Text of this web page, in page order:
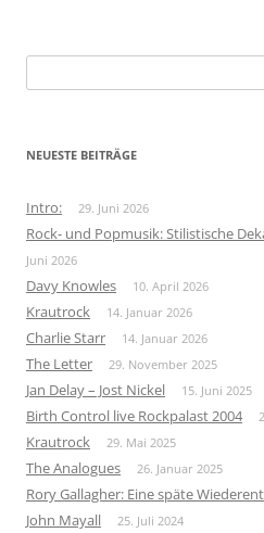
nach:
NEUESTE BEITRÄGE
Intro: 29. Juni 2026
Rock- und Popmusik: Stilistische
Juni 2026
Davy Knowles 10. April 2026
Krautrock 14. Januar 2026
Charlie Starr 14. Januar 2026
The Letter 29. November 2025
Jan Delay – Jost Nickel 15. Juni 2025
Birth Control live Rockpalast 2004
Krautrock 29. Mai 2025
The Analogues 26. Januar 2025
Rory Gallagher: Eine späte
John Mayall 25. Juli 2024